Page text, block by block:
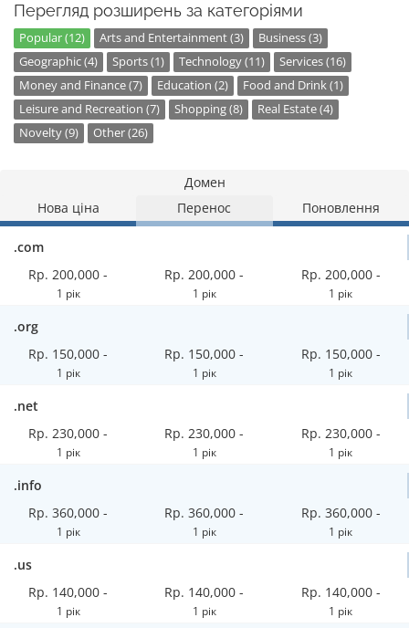
Перегляд розширень за категоріями
Popular (12) Arts and Entertainment (3)
Business (3)
Geographic (4)
Sports (1) Technology (11)
Services (16)
Money and Finance (7)
Education (2)
Food and Drink (1)
Leisure and Recreation (7)
Shopping (8)
Real Estate (4)
Novelty (9)
Other (26)
Домен
Нова ціна
Перенос Поновлення
.com
Rp. 200,000 -
1 рік
Rp. 200,000 -
1 рік
Rp. 200,000 -
1 рік
.org
Rp. 150,000 -
1 рік
Rp. 150,000 -
1 рік
Rp. 150,000 -
1 рік
.net
Rp. 230,000 -
1 рік
Rp. 230,000 -
1 рік
Rp. 230,000 -
1 рік
.info
Rp. 360,000 -
1 рік
Rp. 360,000 -
1 рік
Rp. 360,000 -
1 рік
.us
Rp. 140,000 -
1 рік
Rp. 140,000 -
1 рік
Rp. 140,000 -
1 рік